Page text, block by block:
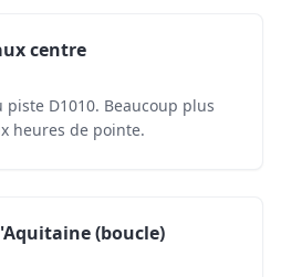
centre
D1010. Beaucoup plus
heures de pointe.
(boucle)